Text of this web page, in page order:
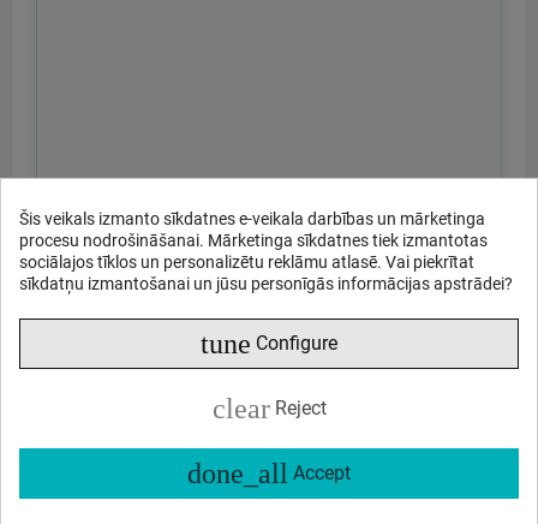
Šis veikals izmanto sīkdatnes e-veikala darbības un mārketinga
procesu nodrošināšanai. Mārketinga sīkdatnes tiek izmantotas
sociālajos tīklos un personalizētu reklāmu atlasē. Vai piekrītat
sīkdatņu izmantošanai un jūsu personīgās informācijas apstrādei?
tune Configure
clear Reject
done_all Accept